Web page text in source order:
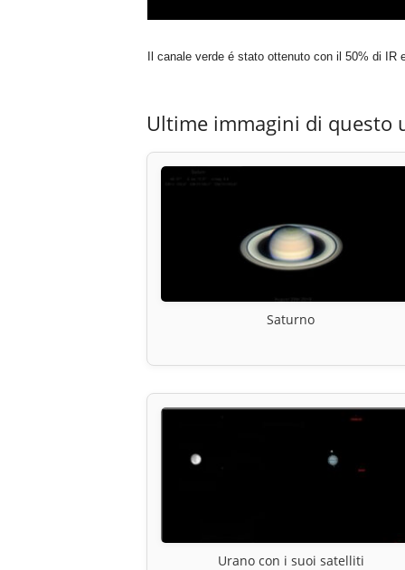
Il canale verde é stato ottenuto con il 50% di IR
Ultime immagini di questo
Saturno
Urano con i suoi satelliti